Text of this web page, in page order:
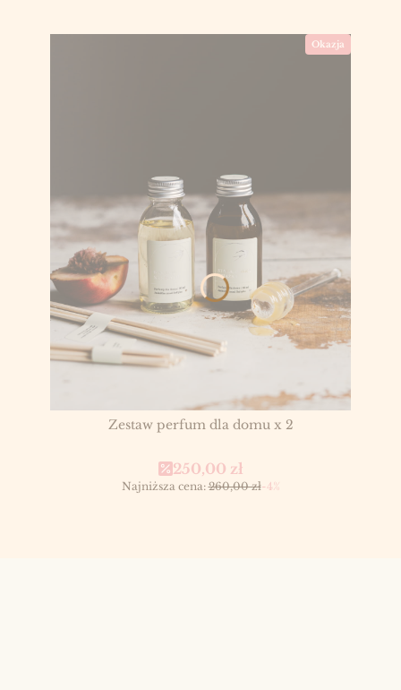
Okazja
Zestaw perfum dla domu x 2
Cena promocyjna
250,00 zł
Najniższa cena: 260,00 zł-4%